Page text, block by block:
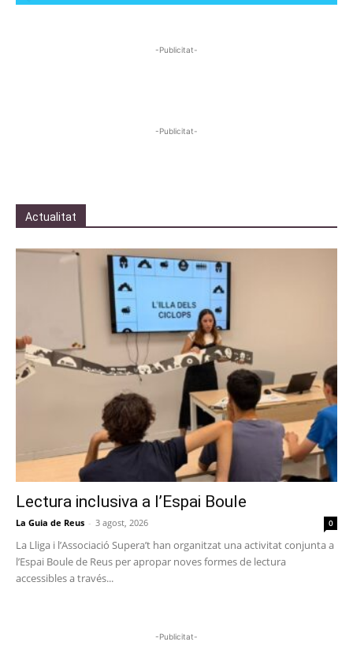
-Publicitat-
-Publicitat-
Actualitat
Lectura inclusiva a l’Espai Boule
La Guia de Reus - 3 agost, 2026 0
La Lliga i l’Associació Supera’t han organitzat una activitat conjunta a
l’Espai Boule de Reus per apropar noves formes de lectura
accessibles a través...
-Publicitat-